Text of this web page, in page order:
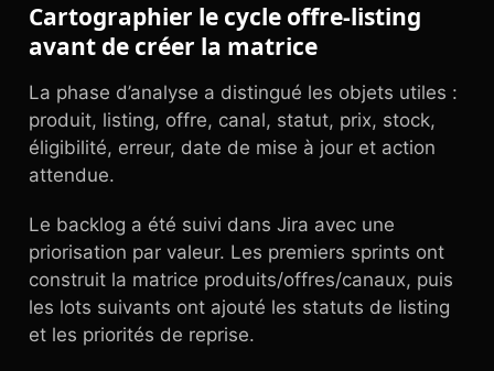
Cartographier le cycle offre-listing
avant de créer la matrice
La phase d’analyse a distingué les objets utiles :
produit, listing, offre, canal, statut, prix, stock,
éligibilité, erreur, date de mise à jour et action
attendue.
Le backlog a été suivi dans Jira avec une
priorisation par valeur. Les premiers sprints ont
construit la matrice produits/offres/canaux, puis
les lots suivants ont ajouté les statuts de listing
et les priorités de reprise.